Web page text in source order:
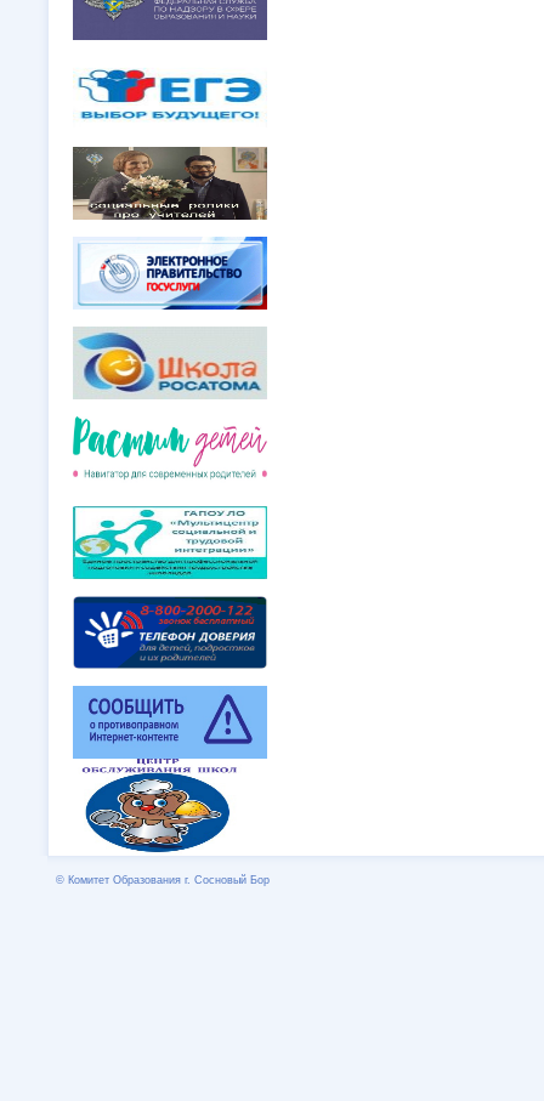
© Комитет Образования г. Сосновый Бор